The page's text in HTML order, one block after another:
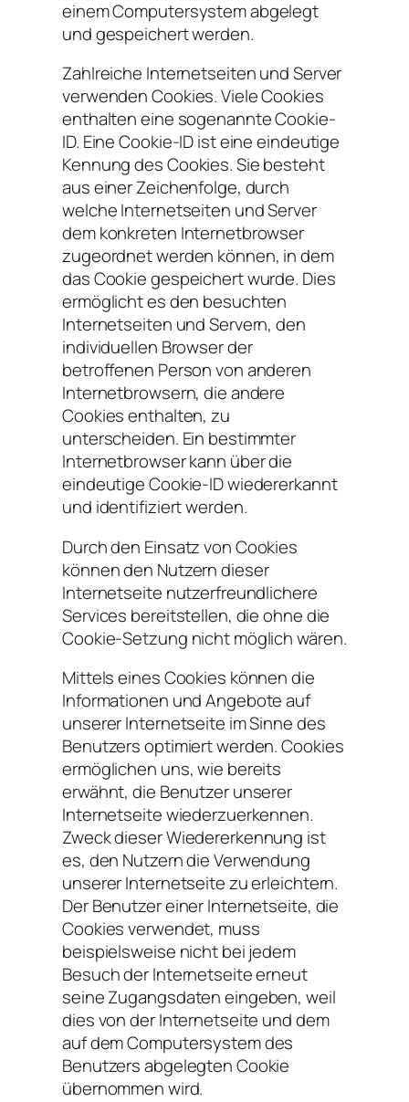
einem Computersystem abgelegt
und gespeichert werden.
Zahlreiche Internetseiten und Server
verwenden Cookies. Viele Cookies
enthalten eine sogenannte Cookie-
ID. Eine Cookie-ID ist eine eindeutige
Kennung des Cookies. Sie besteht
aus einer Zeichenfolge, durch
welche Internetseiten und Server
dem konkreten Internetbrowser
zugeordnet werden können, in dem
das Cookie gespeichert wurde. Dies
ermöglicht es den besuchten
Internetseiten und Servern, den
individuellen Browser der
betroffenen Person von anderen
Internetbrowsern, die andere
Cookies enthalten, zu
unterscheiden. Ein bestimmter
Internetbrowser kann über die
eindeutige Cookie-ID wiedererkannt
und identifiziert werden.
Durch den Einsatz von Cookies
können den Nutzern dieser
Internetseite nutzerfreundlichere
Services bereitstellen, die ohne die
Cookie-Setzung nicht möglich wären.
Mittels eines Cookies können die
Informationen und Angebote auf
unserer Internetseite im Sinne des
Benutzers optimiert werden. Cookies
ermöglichen uns, wie bereits
erwähnt, die Benutzer unserer
Internetseite wiederzuerkennen.
Zweck dieser Wiedererkennung ist
es, den Nutzern die Verwendung
unserer Internetseite zu erleichtern.
Der Benutzer einer Internetseite, die
Cookies verwendet, muss
beispielsweise nicht bei jedem
Besuch der Internetseite erneut
seine Zugangsdaten eingeben, weil
dies von der Internetseite und dem
auf dem Computersystem des
Benutzers abgelegten Cookie
übernommen wird.